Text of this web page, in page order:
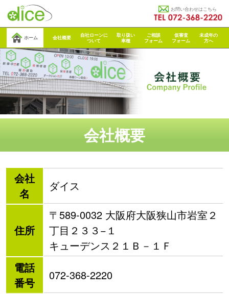
お問い合わせはこちら
ホーム 会社概要
自社ローンに
ついて
取り扱い
車種
ご相談
フォーム
仮審査
フォーム
未成年の
方へ
会社概要
会社
名
ダイス
住所
〒589-0032 大阪府大阪狭山市岩室２
丁目２３３−１
キューデンス２１Ｂ－１Ｆ
電話
番号
072-368-2220